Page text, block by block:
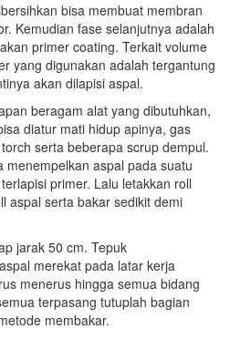
bisa membuat membran
Kemudian fase selanjutnya adalah
primer coating. Terkait volume
yang digunakan adalah tergantung
akan dilapisi aspal.
beragam alat yang dibutuhkan,
diatur mati hidup apinya, gas
serta beberapa scrup dempul.
menempelkan aspal pada suatu
primer. Lalu letakkan roll
aspal serta bakar sedikit demi
jarak 50 cm. Tepuk
merekat pada latar kerja
menerus hingga semua bidang
terpasang tutuplah bagian
membakar.